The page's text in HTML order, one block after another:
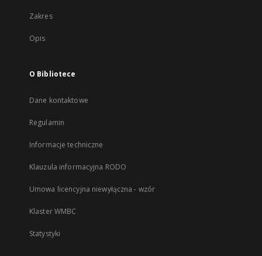
Zakres
Opis
O Bibliotece
Dane kontaktowe
Regulamin
Informacje techniczne
Klauzula informacyjna RODO
Umowa licencyjna niewyłączna - wzór
Klaster WMBC
Statystyki